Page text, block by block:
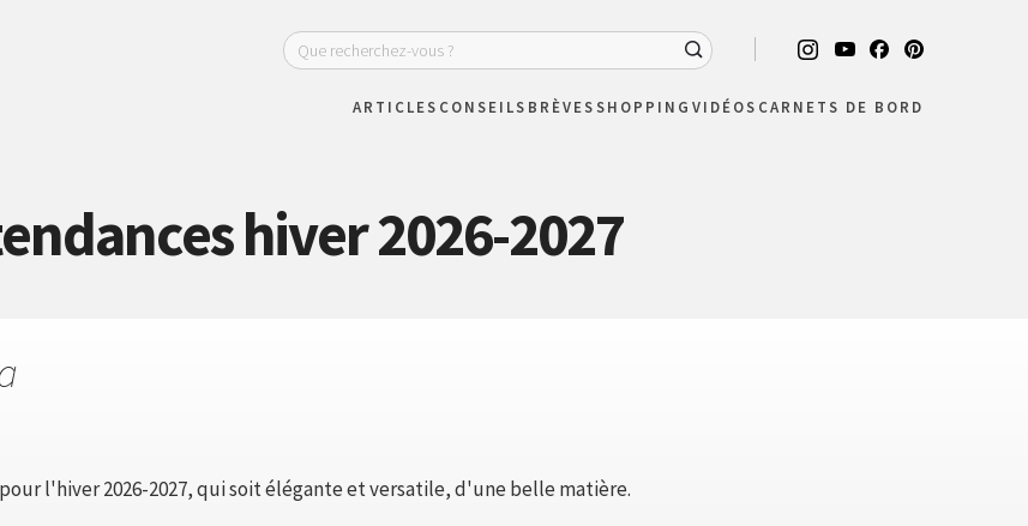
ARTICLES CONSEILS BRÈVESSHOPPING VIDÉOS CARNETS DE BORD
hiver 2026-2027
l'hiver 2026-2027, qui soit élégante et versatile, d'une belle matière.